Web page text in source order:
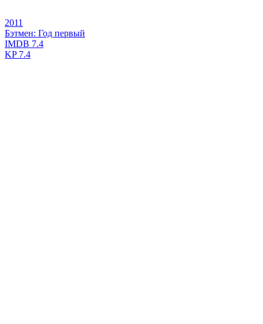
2011
Бэтмен: Год первый
IMDB 7.4
KP7.4